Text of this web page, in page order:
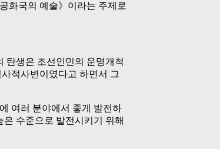
화국의 예술》이라는 주제로
탄생은 조선인민의 운명개척
적사변이였다고 하면서 그
여러 분야에서 좋게 발전하
수준으로 발전시키기 위해